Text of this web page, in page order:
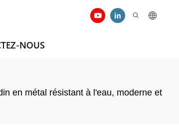
NOUS
en métal résistant à l'eau, moderne et